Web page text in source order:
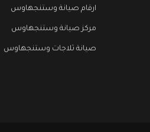
ارقام صيانة وستنجهاوس
مركز صيانة وستنجهاوس
صيانة ثلاجات وستنجهاوس